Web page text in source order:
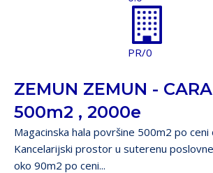
PR/0
ZEMUN ZEMUN -
500m2 , 2000e
Magacinska hala površine 500m2 po
Kancelarijski prostor u suterenu
oko 90m2 po ceni...